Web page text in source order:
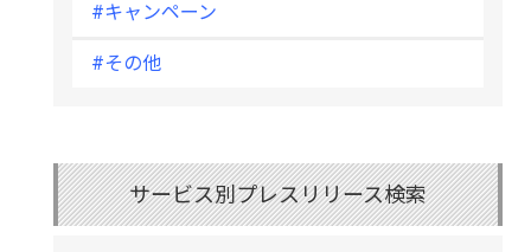
#キャンペーン
#その他
サービス別プレスリリース検索